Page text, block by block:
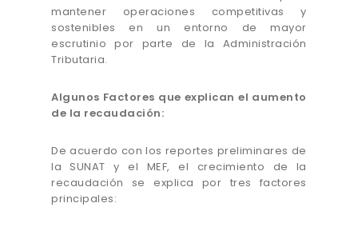
mantener operaciones competitivas y
sostenibles en un entorno de mayor
escrutinio por parte de la Administración
Tributaria.
Algunos Factores que explican el aumento
de la recaudación:
De acuerdo con los reportes preliminares de
la SUNAT y el MEF, el crecimiento de la
recaudación se explica por tres factores
principales: